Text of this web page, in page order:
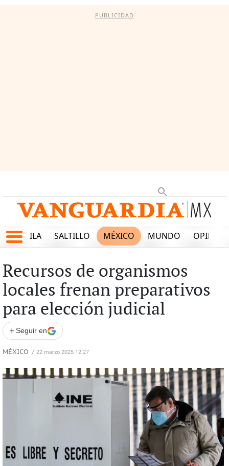
PUBLICIDAD
COAHUILA SALTILLO MÉXICO MUNDO OPINIÓN
Recursos de organismos
locales frenan preparativos
para elección judicial
+ Seguir en
MÉXICO / 22 marzo 2025 12:27